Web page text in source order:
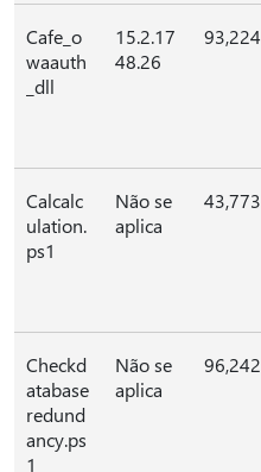
Cafe_o
waauth
_dll
15.2.17
48.26
93,224
Calcalc
ulation.
ps1
Não se
aplica
43,773
Checkd
atabase
redund
ancy.ps
1
Não se
aplica
96,242